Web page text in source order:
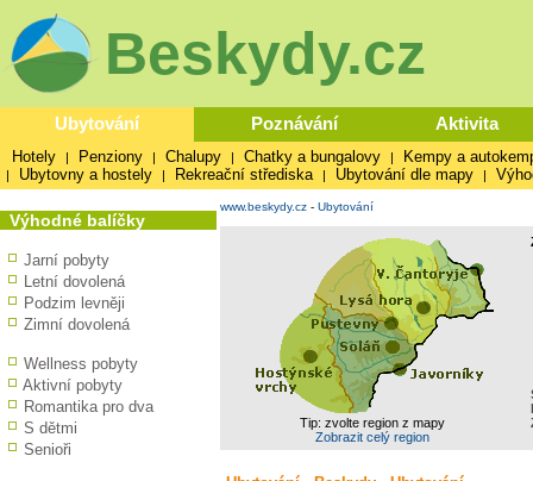
Beskydy.cz
Ubytování Poznávání Aktivita
Hotely | Penziony | Chalupy | Chatky a bungalovy | Kempy a
| Ubytovny a hostely | Rekreační střediska | Ubytování dle mapy |
Výhodné balíčky
Jarní pobyty
Letní dovolená
Podzim levněji
Zimní dovolená
Wellness pobyty
Aktivní pobyty
Romantika pro dva
S dětmi
Senioři
www.beskydy.cz - Ubytování
Tip: zvolte region z mapy
Zobrazit celý region